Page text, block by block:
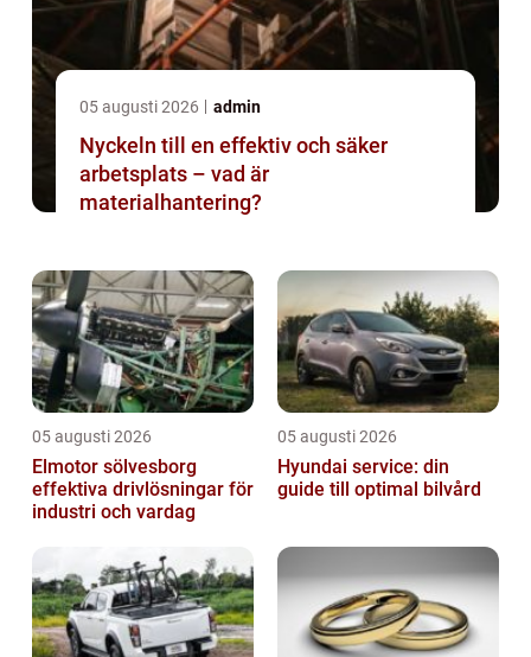
05 augusti 2026 admin
Nyckeln till en effektiv och säker
arbetsplats – vad är
materialhantering?
05 augusti 2026
Elmotor sölvesborg
effektiva drivlösningar för
industri och vardag
05 augusti 2026
Hyundai service: din
guide till optimal bilvård